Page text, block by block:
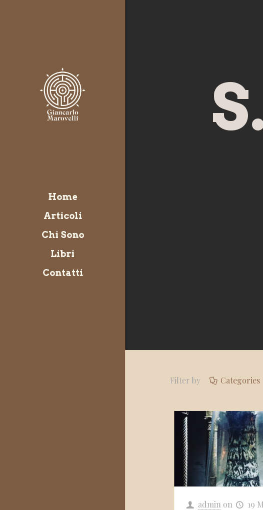
Home
Articoli
Chi Sono
Libri
Contatti
Filter by Categories
admin on 19